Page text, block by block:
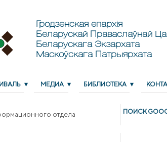
Гродзенская епархія
Беларускай Праваслаўнай
Беларускага Экзархата
Маскоўскага Патрыярхата
МЕДИА БИБЛИОТЕКА
отдела ПОИСК